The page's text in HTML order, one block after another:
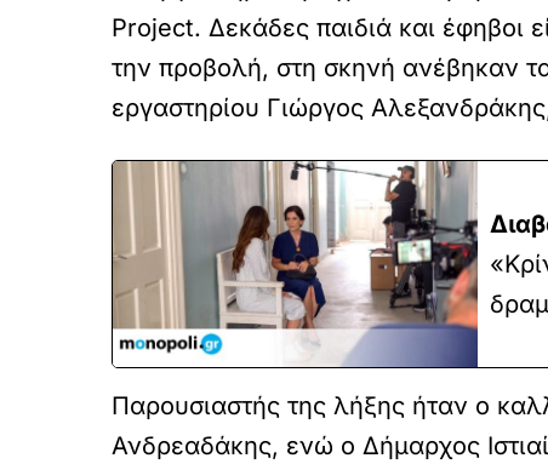
Project. Δεκάδες παιδιά και έφηβοι
την προβολή, στη σκηνή ανέβηκαν
εργαστηρίου Γιώργος
Παρουσιαστής της λήξης ήταν ο
Ανδρεαδάκης, ενώ ο Δήμαρχος